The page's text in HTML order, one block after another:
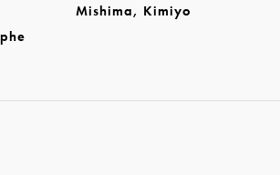
Mishima, Kimiyo